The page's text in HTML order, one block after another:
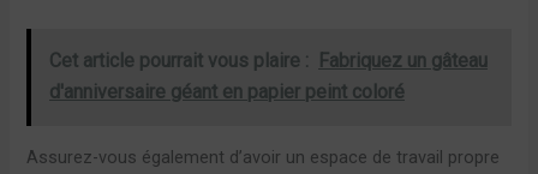
Cet article pourrait vous plaire :
Fabriquez un gâteau
d'anniversaire géant en papier peint coloré
Assurez-vous également d’avoir un espace de travail propre